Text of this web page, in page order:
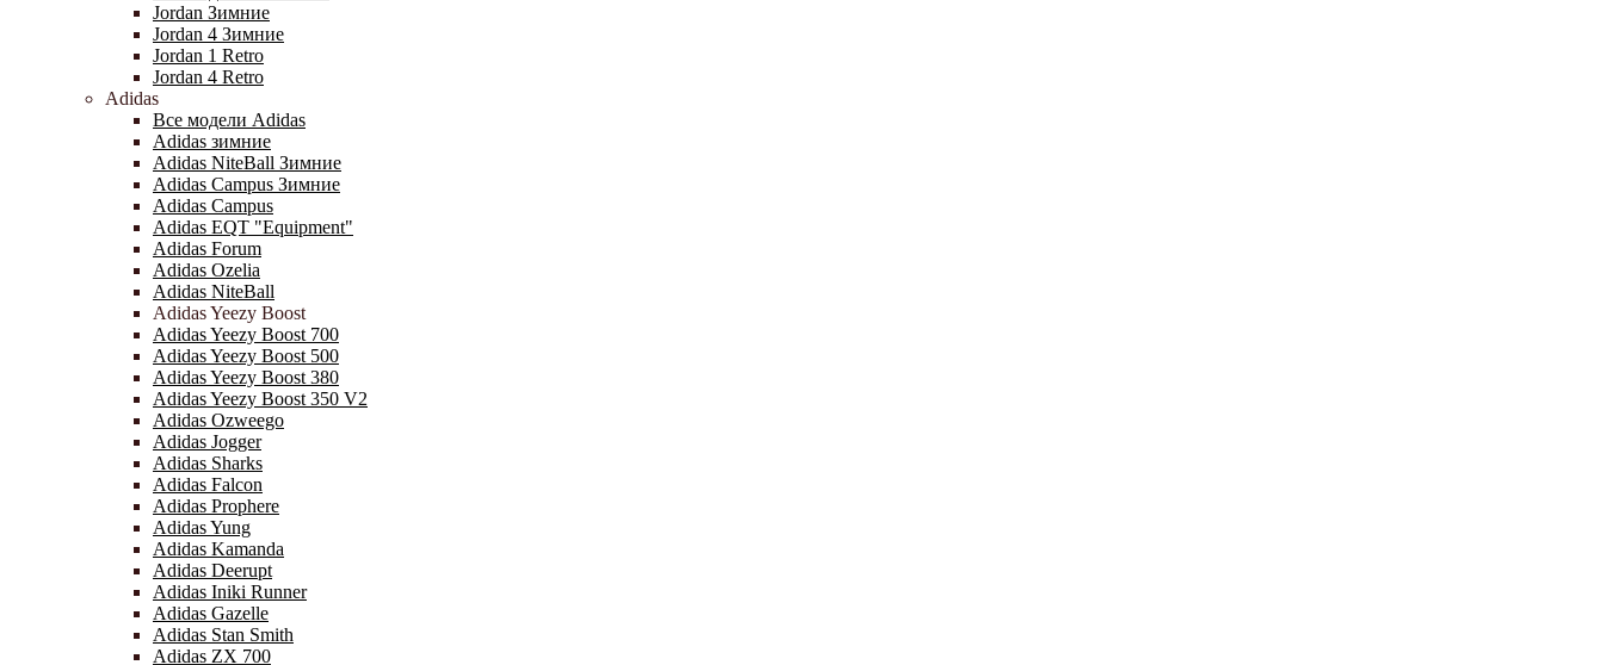
Jordan Зимние
Jordan 4 Зимние
Jordan 1 Retro
Jordan 4 Retro
Adidas
Все модели Adidas
Adidas зимние
Adidas NiteBall Зимние
Adidas Campus Зимние
Adidas Campus
Adidas EQT "Equipment"
Adidas Forum
Adidas Ozelia
Adidas NiteBall
Adidas Yeezy Boost
Adidas Yeezy Boost 700
Adidas Yeezy Boost 500
Adidas Yeezy Boost 380
Adidas Yeezy Boost 350 V2
Adidas Ozweego
Adidas Jogger
Adidas Sharks
Adidas Falcon
Adidas Prophere
Adidas Yung
Adidas Kamanda
Adidas Deerupt
Adidas Iniki Runner
Adidas Gazelle
Adidas Stan Smith
Adidas ZX 700